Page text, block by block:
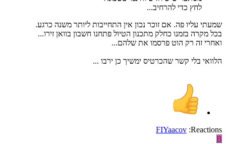
לחץ כדי להרחיב...
שמעתי עליו פה. אם זוכר נכון אין התחייבות ליותר משנה כרגע.
בכל מקרה בזמנו כחלק מתכנון הטיול פתחנו חשבון בוואן זירו...
ואחרי זה רק הוט פרסמו את שלהם...
הלוואי בלי קשר שהכרטיס ימשיך כן ירבו ...
Reactions:
FIYaacov
B